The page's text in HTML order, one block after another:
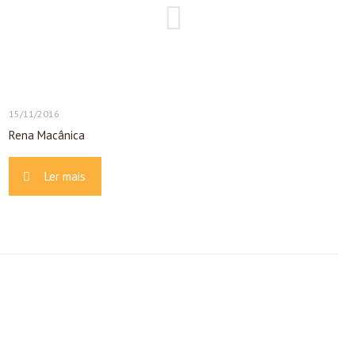
15/11/2016
Rena Macânica
Ler mais